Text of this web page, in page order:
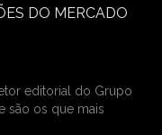
DO MERCADO
editorial do Grupo
são os que mais